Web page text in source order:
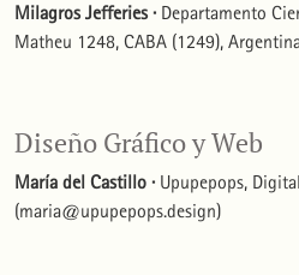
Milagros Jefferies · Departamento
Matheu 1248, CABA (1249),
Diseño Gráfico y Web
María del Castillo · Upupepops,
(maria@upupepops.design)